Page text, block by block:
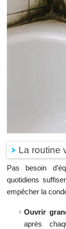
La routine
Pas besoin
quotidiens
empêcher la
Ouvrir
après